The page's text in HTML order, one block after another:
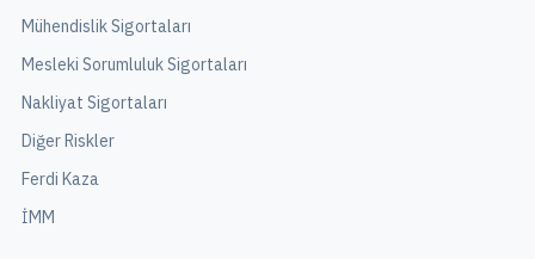
Mühendislik Sigortaları
Mesleki Sorumluluk Sigortaları
Nakliyat Sigortaları
Diğer Riskler
Ferdi Kaza
İMM